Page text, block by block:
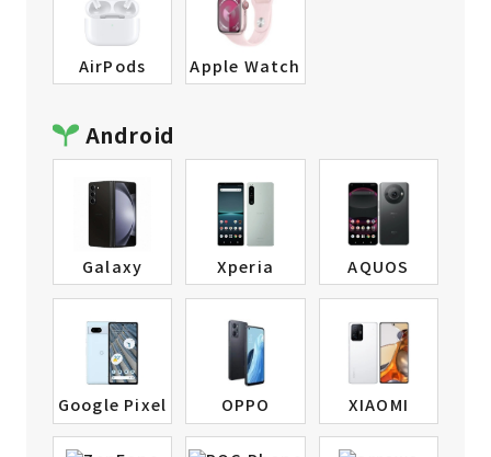
AirPods Apple Watch
Android
Galaxy Xperia AQUOS
Google Pixel OPPO XIAOMI